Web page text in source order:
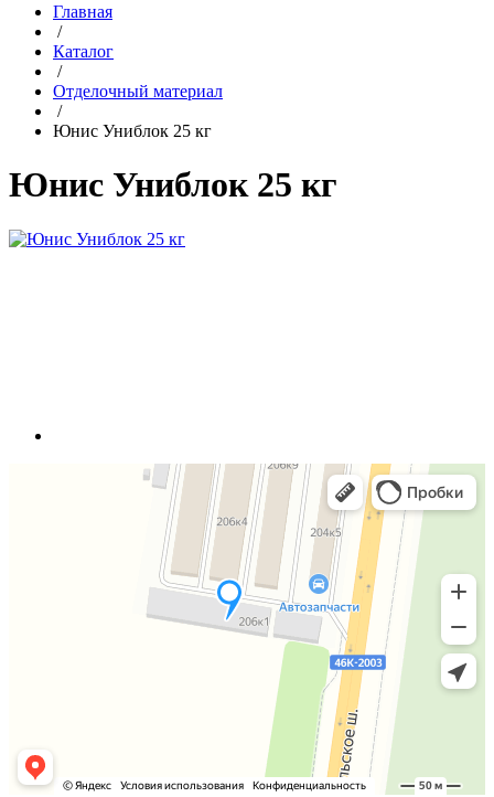
Главная
/
Каталог
/
Отделочный материал
/
Юнис Униблок 25 кг
Юнис Униблок 25 кг